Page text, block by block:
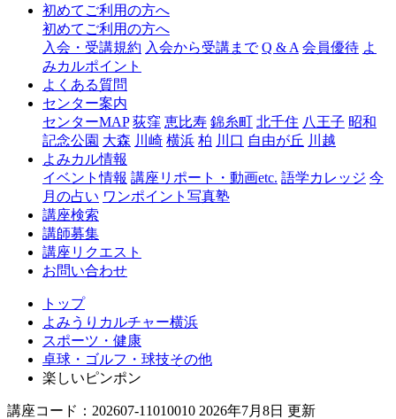
ャ
浜
初めてご利用の方へ
初めてご利用の方へ
入会・受講規約 入会から受講まで Q & A 会員優待 よ
みカルポイント
よくある質問
センター案内
センターMAP 荻窪 恵比寿 錦糸町 北千住 八王子 昭和
記念公園 大森 川崎 横浜 柏 川口 自由が丘 川越
よみカル情報
イベント情報 講座リポート・動画etc. 語学カレッジ 今
月の占い ワンポイント写真塾
講座検索
講師募集
講座リクエスト
お問い合わせ
トップ
よみうりカルチャー横浜
スポーツ・健康
卓球・ゴルフ・球技その他
楽しいピンポン
講座コード：202607-11010010 2026年7月8日 更新